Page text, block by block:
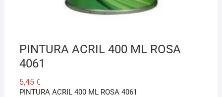
PINTURA ACRIL 400 ML ROSA
4061
5,45 €
PINTURA ACRIL 400 ML ROSA 4061